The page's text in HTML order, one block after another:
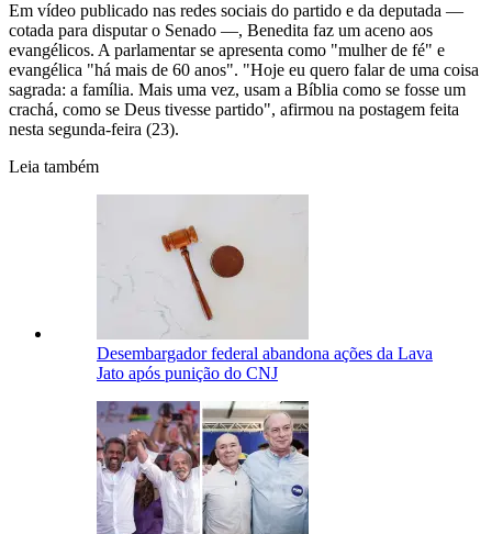
Em vídeo publicado nas redes sociais do partido e da deputada —
cotada para disputar o Senado —, Benedita faz um aceno aos
evangélicos. A parlamentar se apresenta como "mulher de fé" e
evangélica "há mais de 60 anos". "Hoje eu quero falar de uma coisa
sagrada: a família. Mais uma vez, usam a Bíblia como se fosse um
crachá, como se Deus tivesse partido", afirmou na postagem feita
nesta segunda-feira (23).
Leia também
Desembargador federal abandona ações da Lava
Jato após punição do CNJ